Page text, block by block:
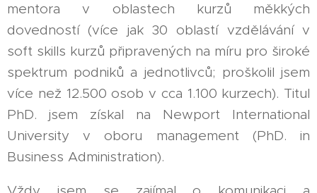
mentora v oblastech kurzů měkkých
dovedností (více jak 30 oblastí vzdělávání v
soft skills kurzů připravených na míru pro široké
spektrum podniků a jednotlivců; proškolil jsem
více než 12.500 osob v cca 1.100 kurzech). Titul
PhD. jsem získal na Newport International
University v oboru management (PhD. in
Business Administration).